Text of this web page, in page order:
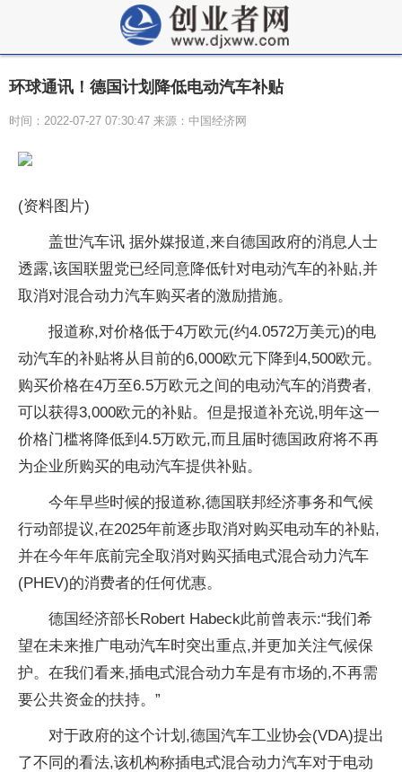
环球通讯！德国计划降低电动汽车补贴
时间：2022-07-27 07:30:47 来源：中国经济网
(资料图片)
盖世汽车讯 据外媒报道,来自德国政府的消息人士
透露,该国联盟党已经同意降低针对电动汽车的补贴,并
取消对混合动力汽车购买者的激励措施。
报道称,对价格低于4万欧元(约4.0572万美元)的电
动汽车的补贴将从目前的6,000欧元下降到4,500欧元。
购买价格在4万至6.5万欧元之间的电动汽车的消费者,
可以获得3,000欧元的补贴。但是报道补充说,明年这一
价格门槛将降低到4.5万欧元,而且届时德国政府将不再
为企业所购买的电动汽车提供补贴。
今年早些时候的报道称,德国联邦经济事务和气候
行动部提议,在2025年前逐步取消对购买电动车的补贴,
并在今年年底前完全取消对购买插电式混合动力汽车
(PHEV)的消费者的任何优惠。
德国经济部长Robert Habeck此前曾表示:“我们希
望在未来推广电动汽车时突出重点,并更加关注气候保
护。在我们看来,插电式混合动力车是有市场的,不再需
要公共资金的扶持。”
对于政府的这个计划,德国汽车工业协会(VDA)提出
了不同的看法,该机构称插电式混合动力汽车对于电动